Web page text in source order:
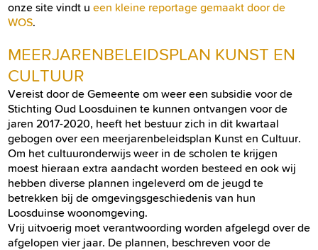
onze site vindt u een kleine reportage gemaakt door de
WOS.
MEERJARENBELEIDSPLAN KUNST EN
CULTUUR
Vereist door de Gemeente om weer een subsidie voor de
Stichting Oud Loosduinen te kunnen ontvangen voor de
jaren 2017-2020, heeft het bestuur zich in dit kwartaal
gebogen over een meerjarenbeleidsplan Kunst en Cultuur.
Om het cultuuronderwijs weer in de scholen te krijgen
moest hieraan extra aandacht worden besteed en ook wij
hebben diverse plannen ingeleverd om de jeugd te
betrekken bij de omgevingsgeschiedenis van hun
Loosduinse woonomgeving.
Vrij uitvoerig moet verantwoording worden afgelegd over de
afgelopen vier jaar. De plannen, beschreven voor de